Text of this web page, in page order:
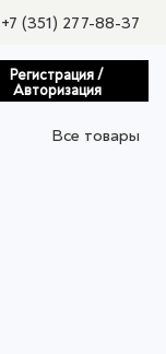
+7 (351) 277-88-37
Регистрация /
Авторизация
Все товары